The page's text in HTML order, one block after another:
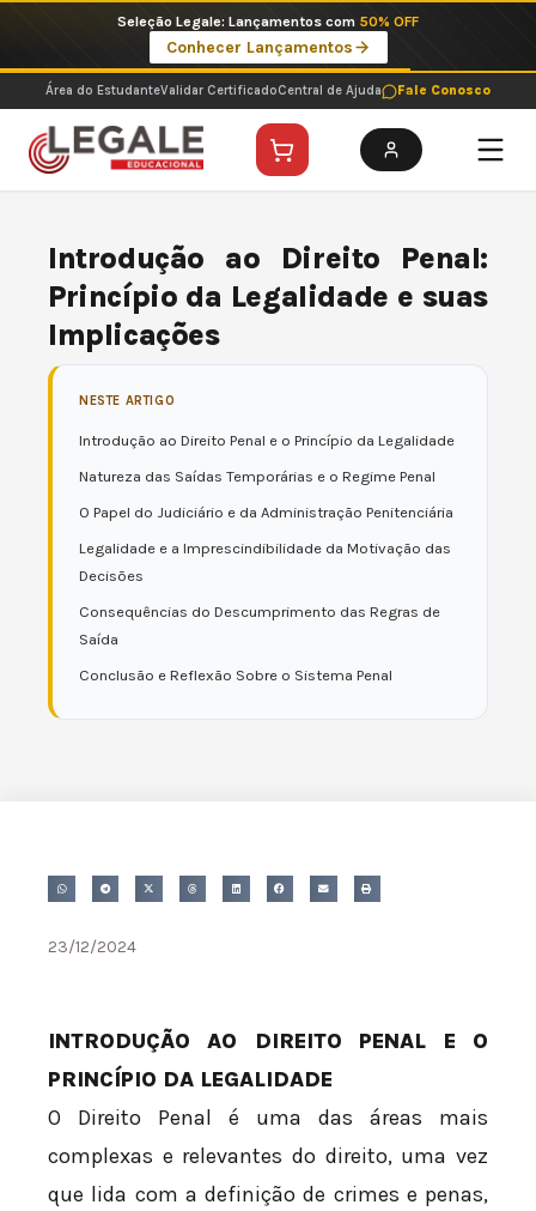
o
conteúdo
Seleção Legale: Lançamentos com 50% OFF
Conhecer Lançamentos
Área do EstudanteValidar CertificadoCentral de Ajuda Fale Conosco
Introdução ao Direito Penal:
Princípio da Legalidade e suas
Implicações
NESTE ARTIGO
Introdução ao Direito Penal e o Princípio da Legalidade
Natureza das Saídas Temporárias e o Regime Penal
O Papel do Judiciário e da Administração Penitenciária
Legalidade e a Imprescindibilidade da Motivação das
Decisões
Consequências do Descumprimento das Regras de
Saída
Conclusão e Reflexão Sobre o Sistema Penal
23/12/2024
INTRODUÇÃO AO DIREITO PENAL E O
PRINCÍPIO DA LEGALIDADE
O Direito Penal é uma das áreas mais
complexas e relevantes do direito, uma vez
que lida com a definição de crimes e penas,